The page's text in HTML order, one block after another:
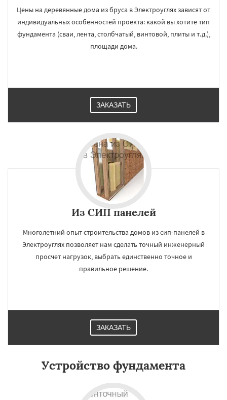
Цены на деревянные дома из бруса в Электроуглях зависят от
индивидуальных особенностей проекта: какой вы хотите тип
фундамента (сваи, лента, столбчатый, винтовой, плиты и т.д.),
площади дома.
ЗАКАЗАТЬ
Из СИП панелей
Многолетний опыт строительства домов из сип-панелей в
Электроуглях позволяет нам сделать точный инженерный
просчет нагрузок, выбрать единственно точное и
правильное решение.
ЗАКАЗАТЬ
Устройство фундамента